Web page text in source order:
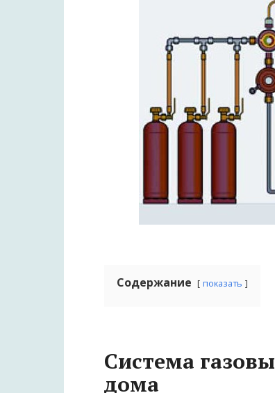
Содержание показать
Система
дома